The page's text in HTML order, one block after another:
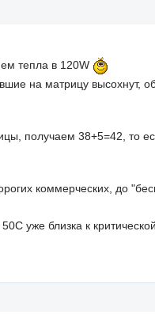
тепла в 120W
на матрицу высохнут,
получаем 38+5=42, то
коммерческих, до
уже близка к